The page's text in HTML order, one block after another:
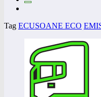
Tag ECUSOANE ECO